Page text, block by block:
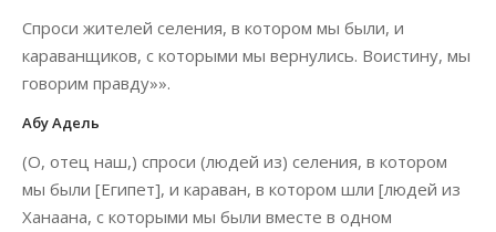
Спроси жителей селения, в котором мы были, и
караванщиков, с которыми мы вернулись. Воистину, мы
говорим правду»».
Абу Адель
(О, отец наш,) спроси (людей из) селения, в котором
мы были [Египет], и караван, в котором шли [людей из
Ханаана, с которыми мы были вместе в одном